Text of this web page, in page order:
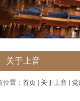
关于上音
位置： 首页 关于上音 党